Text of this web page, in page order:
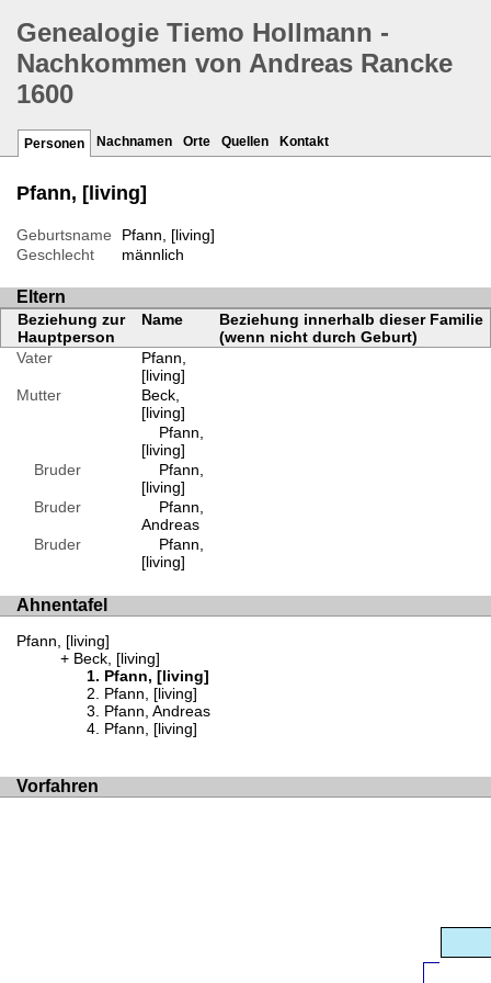
Genealogie Tiemo Hollmann -
Nachkommen von Andreas Rancke
1600
Personen Nachnamen Orte Quellen Kontakt
Pfann, [living]
Geburtsname
Pfann, [living]
Geschlecht
männlich
Eltern
Beziehung zur
Hauptperson
Name
Beziehung innerhalb dieser Familie
(wenn nicht durch Geburt)
Vater
Pfann,
[living]
Mutter
Beck,
[living]
Pfann,
[living]
Bruder
Pfann,
[living]
Bruder
Pfann,
Andreas
Bruder
Pfann,
[living]
Ahnentafel
Pfann, [living]
Beck, [living]
Pfann, [living]
Pfann, [living]
Pfann, Andreas
Pfann, [living]
Vorfahren